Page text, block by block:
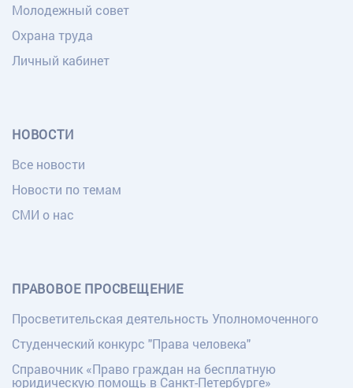
Молодежный совет
Охрана труда
Личный кабинет
НОВОСТИ
Все новости
Новости по темам
СМИ о нас
ПРАВОВОЕ ПРОСВЕЩЕНИЕ
Просветительская деятельность Уполномоченного
Студенческий конкурс "Права человека"
Справочник «Право граждан на бесплатную
юридическую помощь в Санкт-Петербурге»